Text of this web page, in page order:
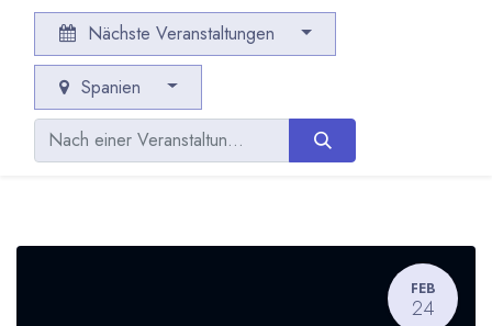
Nächste Veranstaltungen
Spanien
FEB
24